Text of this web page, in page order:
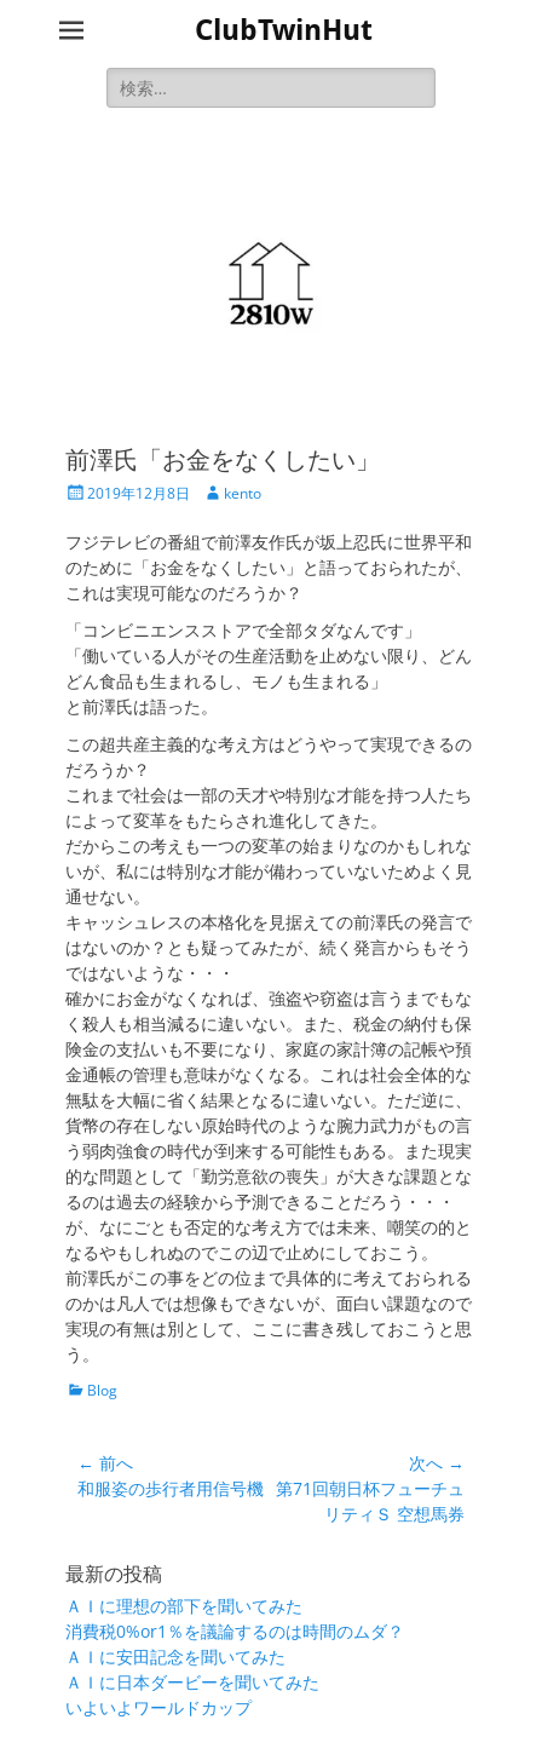
ClubTwinHut
検
索:
前澤氏「お金をなくしたい」
投
日
2019年12月8日
投
者
kento
フジテレビの番組で前澤友作氏が坂上忍氏に世界平和
のために「お金をなくしたい」と語っておられたが、
これは実現可能なのだろうか？
「コンビニエンスストアで全部タダなんです」
「働いている人がその生産活動を止めない限り、どん
どん食品も生まれるし、モノも生まれる」
と前澤氏は語った。
この超共産主義的な考え方はどうやって実現できるの
だろうか？
これまで社会は一部の天才や特別な才能を持つ人たち
によって変革をもたらされ進化してきた。
だからこの考えも一つの変革の始まりなのかもしれな
いが、私には特別な才能が備わっていないためよく見
通せない。
キャッシュレスの本格化を見据えての前澤氏の発言で
はないのか？とも疑ってみたが、続く発言からもそう
ではないような・・・
確かにお金がなくなれば、強盗や窃盗は言うまでもな
く殺人も相当減るに違いない。また、税金の納付も保
険金の支払いも不要になり、家庭の家計簿の記帳や預
金通帳の管理も意味がなくなる。これは社会全体的な
無駄を大幅に省く結果となるに違いない。ただ逆に、
貨幣の存在しない原始時代のような腕力武力がもの言
う弱肉強食の時代が到来する可能性もある。また現実
的な問題として「勤労意欲の喪失」が大きな課題とな
るのは過去の経験から予測できることだろう・・・
が、なにごとも否定的な考え方では未来、嘲笑の的と
なるやもしれぬのでこの辺で止めにしておこう。
前澤氏がこの事をどの位まで具体的に考えておられる
のかは凡人では想像もできないが、面白い課題なので
実現の有無は別として、ここに書き残しておこうと思
う。
カ Blog
投
稿
ビ
ゲ
ー
シ
ョ
ン
← 前へ
前
稿:
和服姿の歩行者用信号機
次へ →
次
第71回朝日杯フューチュ
リティＳ 空想馬券
最新の投稿
ＡＩに理想の部下を聞いてみた
消費税0%or1％を議論するのは時間のムダ？
ＡＩに安田記念を聞いてみた
ＡＩに日本ダービーを聞いてみた
いよいよワールドカップ